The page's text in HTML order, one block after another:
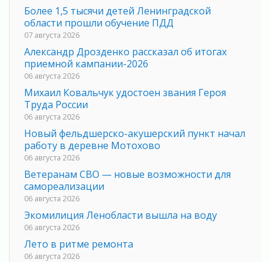
Более 1,5 тысячи детей Ленинградской
области прошли обучение ПДД
07 августа 2026
Александр Дрозденко рассказал об итогах
приемной кампании-2026
06 августа 2026
Михаил Ковальчук удостоен звания Героя
Труда России
06 августа 2026
Новый фельдшерско-акушерский пункт начал
работу в деревне Мотохово
06 августа 2026
Ветеранам СВО — новые возможности для
самореализации
06 августа 2026
Экомилиция Ленобласти вышла на воду
06 августа 2026
Лето в ритме ремонта
06 августа 2026